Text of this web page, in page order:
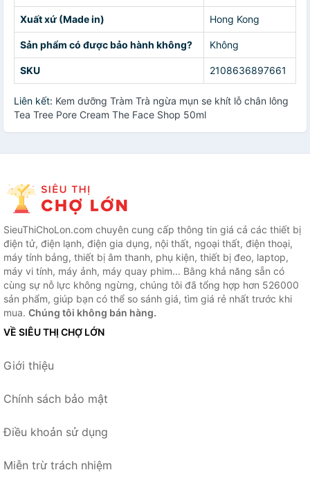
Xuất xứ (Made in) Hong Kong
Sản phẩm có được bảo hành không? Không
SKU 2108636897661
Liên kết: Kem dưỡng Tràm Trà ngừa mụn se khít lỗ chân lông
Tea Tree Pore Cream The Face Shop 50ml
SieuThiChoLon.com chuyên cung cấp thông tin giá cả các thiết bị
điện tử, điện lạnh, điện gia dụng, nội thất, ngoại thất, điện thoại,
máy tính bảng, thiết bị âm thanh, phụ kiện, thiết bị đeo, laptop,
máy vi tính, máy ảnh, máy quay phim... Bằng khả năng sẵn có
cùng sự nỗ lực không ngừng, chúng tôi đã tổng hợp hơn 526000
sản phẩm, giúp bạn có thể so sánh giá, tìm giá rẻ nhất trước khi
mua. Chúng tôi không bán hàng.
VỀ SIÊU THỊ CHỢ LỚN
Giới thiệu
Chính sách bảo mật
Điều khoản sử dụng
Miễn trừ trách nhiệm